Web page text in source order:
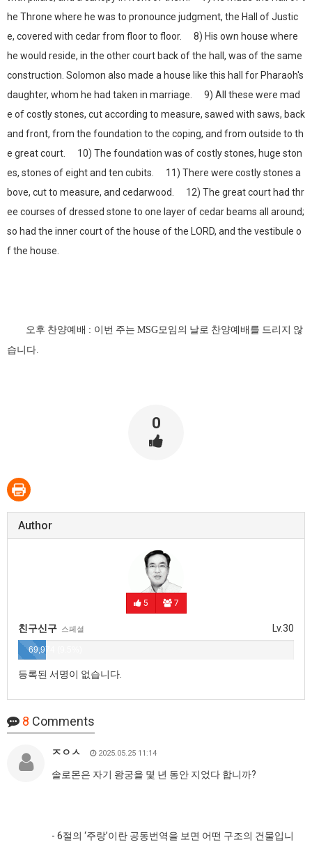
he Throne where he was to pronounce judgment, the Hall of Justic
e, covered with cedar from floor to floor. 8) His own house where
he would reside, in the other court back of the hall, was of the same
construction. Solomon also made a house like this hall for Pharaoh's
daughter, whom he had taken in marriage. 9) All these were mad
e of costly stones, cut according to measure, sawed with saws, back
and front, from the foundation to the coping, and from outside to th
e great court. 10) The foundation was of costly stones, huge ston
es, stones of eight and ten cubits. 11) There were costly stones a
bove, cut to measure, and cedarwood. 12) The great court had thr
ee courses of dressed stone to one layer of cedar beams all around;
so had the inner court of the house of the LORD, and the vestibule o
f the house.
오후 찬양예배 : 이번 주는 MSG모임의 날로 찬양예배를 드리지 않
습니다.
0
Author
5 7
Lv.30
친구신구 스페셜
69,974 (9.5%)
등록된 서명이 없습니다.
8 Comments
ㅈㅇㅅ 2025.05.25 11:14
솔로몬은 자기 왕궁을 몇 년 동안 지었다 합니까?
- 6절의 ‘주랑’이란 공동번역을 보면 어떤 구조의 건물입니